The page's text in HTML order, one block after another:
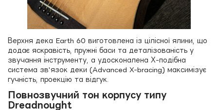
Верхня дека Earth 60 виготовлена із цілісної ялини, що
додає яскравість, пружні баси та деталізованість у
звучання інструменту, а удосконалена Х-подібна
система зв'язок деки (Advanced X-bracing) максимізує
гучність, проекцію та відгук.
Повнозвучний тон корпусу типу
Dreadnought